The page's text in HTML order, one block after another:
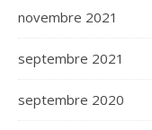
novembre 2021
septembre 2021
septembre 2020